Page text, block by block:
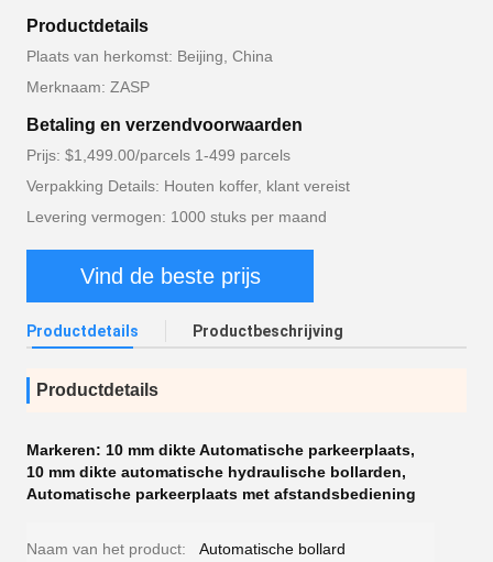
Productdetails
Plaats van herkomst: Beijing, China
Merknaam: ZASP
Betaling en verzendvoorwaarden
Prijs: $1,499.00/parcels 1-499 parcels
Verpakking Details: Houten koffer, klant vereist
Levering vermogen: 1000 stuks per maand
Vind de beste prijs
Productdetails Productbeschrijving
Productdetails
Markeren: 10 mm dikte Automatische parkeerplaats,
10 mm dikte automatische hydraulische bollarden,
Automatische parkeerplaats met afstandsbediening
Naam van het product: Automatische bollard